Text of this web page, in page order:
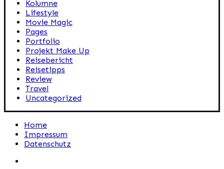
Kolumne
Lifestyle
Movie Magic
Pages
Portfolio
Projekt Make Up
Reisebericht
Reisetipps
Review
Travel
Uncategorized
Home
Impressum
Datenschutz